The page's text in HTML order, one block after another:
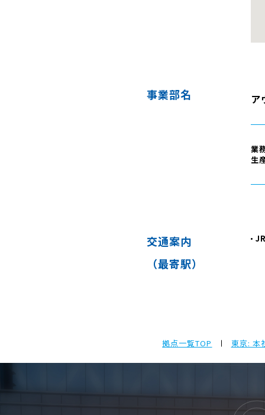
事業部名 ア
業
生
交通案内
（最寄駅）
拠点一覧TOP 東京: 本